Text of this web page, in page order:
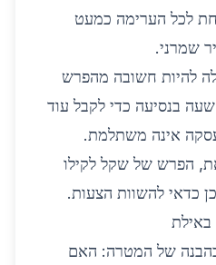
לכל הערימה כמעט
שמרני.
להיות חשובה מהפרש
בנסיעה כדי לקבל עוד
אינה משתלמת.
הפרש של שקל לקילו
כדאי להשוות הצעות.
באילת
של המטרה: האם